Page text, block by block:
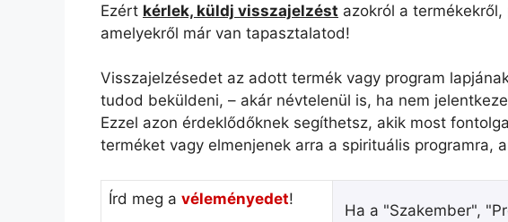
Ezért kérlek, küldj visszajelzést azokról a
amelyekről már van tapasztalatod!
Visszajelzésedet az adott termék vagy program
tudod beküldeni, – akár névtelenül is, ha nem
Ezzel azon érdeklődőknek segíthetsz, akik most
terméket vagy elmenjenek arra a spirituális programra,
Írd meg a véleményedet!
Ha a "Szakember",